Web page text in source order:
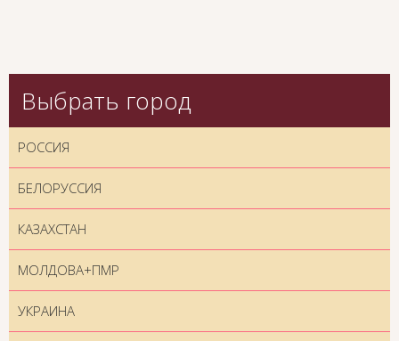
Выбрать город
РОССИЯ
БЕЛОРУССИЯ
КАЗАХСТАН
МОЛДОВА+ПМР
УКРАИНА